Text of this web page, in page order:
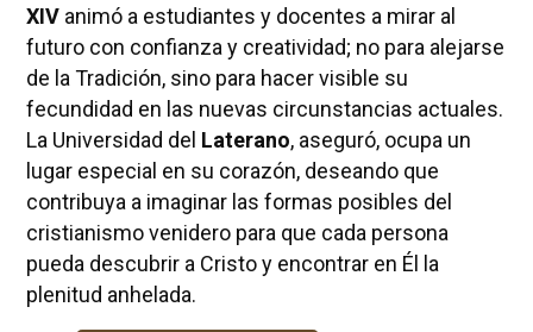
XIVanimó a estudiantes y docentes a mirar al
futuro con confianza y creatividad; no para alejarse
de la Tradición, sino para hacer visible su
fecundidad en las nuevas circunstancias actuales.
La Universidad del Laterano, aseguró, ocupa un
lugar especial en su corazón, deseando que
contribuya a imaginar las formas posibles del
cristianismo venidero para que cada persona
pueda descubrir a Cristo y encontrar en Él la
plenitud anhelada.